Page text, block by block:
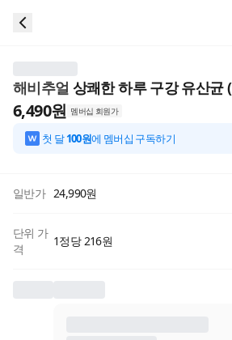
해비추얼 상쾌한 하루 구강 유산균
6,490원 멤버십 회원가
첫 달100원에 멤버십 구독하기
일반가 24,990원
단위 가
격
1정당 216원